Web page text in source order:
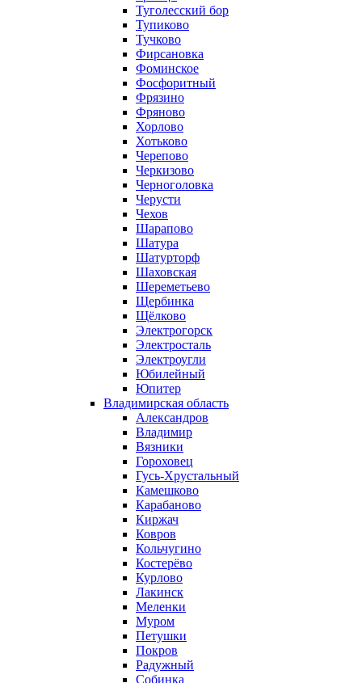
Туголесский бор
Тупиково
Тучково
Фирсановка
Фоминское
Фосфоритный
Фрязино
Фряново
Хорлово
Хотьково
Черепово
Черкизово
Черноголовка
Черусти
Чехов
Шарапово
Шатура
Шатурторф
Шаховская
Шереметьево
Щербинка
Щёлково
Электрогорск
Электросталь
Электроугли
Юбилейный
Юпитер
Владимирская область
Александров
Владимир
Вязники
Гороховец
Гусь-Хрустальный
Камешково
Карабаново
Киржач
Ковров
Кольчугино
Костерёво
Курлово
Лакинск
Меленки
Муром
Петушки
Покров
Радужный
Собинка